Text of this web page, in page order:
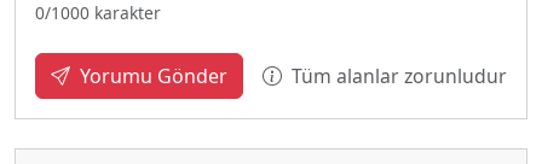
0/1000 karakter
Yorumu Gönder Tüm alanlar zorunludur